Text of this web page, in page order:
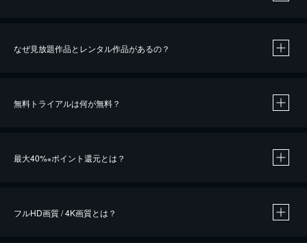
なぜ見放題作品とレンタル作品があるの？
無料トライアルは何が無料？
最大40%※ポイント還元とは？
フルHD画質 / 4K画質とは？